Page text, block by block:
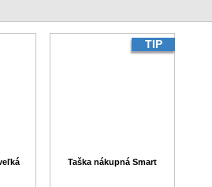
Taška nákupná Smart
TIP